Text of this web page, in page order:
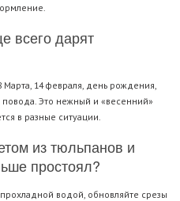
всего дарят
14 февраля, день рождения,
Это нежный и «весенний»
в разные ситуации.
из тюльпанов и
простоял?
прохладной водой, обновляйте срезы